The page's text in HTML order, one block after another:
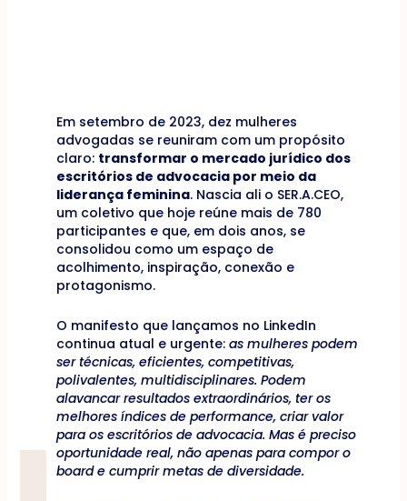
Em setembro de 2023, dez mulheres
advogadas se reuniram com um propósito
claro: transformar o mercado jurídico dos
escritórios de advocacia por meio da
liderança feminina. Nascia ali o SER.A.CEO,
um coletivo que hoje reúne mais de 780
participantes e que, em dois anos, se
consolidou como um espaço de
acolhimento, inspiração, conexão e
protagonismo.
O manifesto que lançamos no LinkedIn
continua atual e urgente: as mulheres podem
ser técnicas, eficientes, competitivas,
polivalentes, multidisciplinares. Podem
alavancar resultados extraordinários, ter os
melhores índices de performance, criar valor
para os escritórios de advocacia. Mas é preciso
oportunidade real, não apenas para compor o
board e cumprir metas de diversidade.